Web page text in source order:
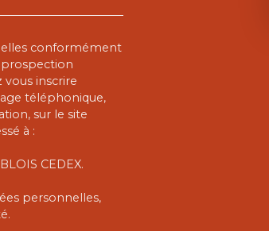
conformément
prospection
inscrire
téléphonique,
sur le site
à :
CEDEX.
personnelles,
.